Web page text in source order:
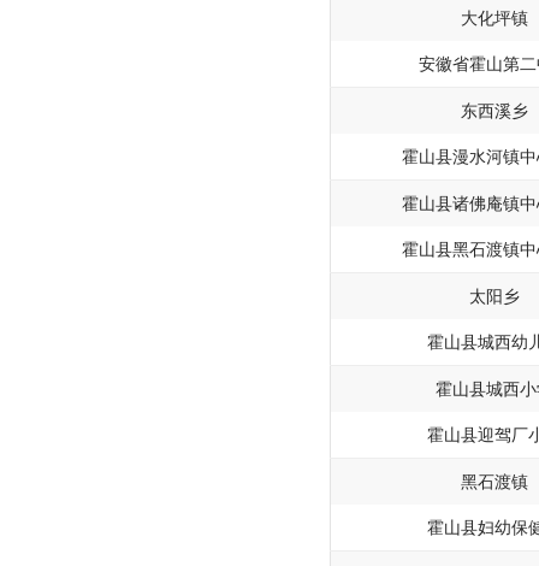
大化坪镇
安徽省霍山第
东西溪乡
霍山县漫水河镇
霍山县诸佛庵镇
霍山县黑石渡镇
太阳乡
霍山县城西幼
霍山县城西
霍山县迎驾厂
黑石渡镇
霍山县妇幼保